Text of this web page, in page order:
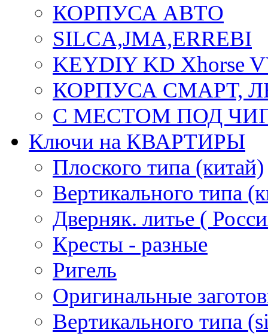
КОРПУСА АВТО
SILCA,JMA,ERREBI
KEYDIY KD Xhorse
КОРПУСА СМАРТ,
С МЕСТОМ ПОД
Ключи на КВАРТИРЫ
Плоского типа (китай)
Вертикального типа
Дверняк. литье (
Кресты - разные
Ригель
Оригинальные
Вертикального типа